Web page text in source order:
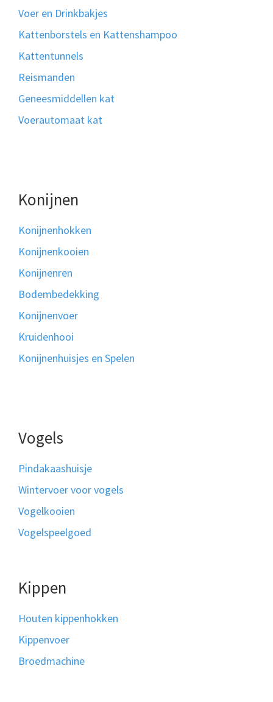
Voer en Drinkbakjes
Kattenborstels en Kattenshampoo
Kattentunnels
Reismanden
Geneesmiddellen kat
Voerautomaat kat
Konijnen
Konijnenhokken
Konijnenkooien
Konijnenren
Bodembedekking
Konijnenvoer
Kruidenhooi
Konijnenhuisjes en Spelen
Vogels
Pindakaashuisje
Wintervoer voor vogels
Vogelkooien
Vogelspeelgoed
Kippen
Houten kippenhokken
Kippenvoer
Broedmachine